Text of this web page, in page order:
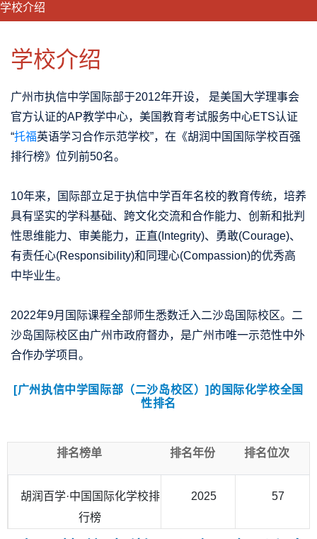
学校介绍
学校介绍
广州市执信中学国际部于2012年开设， 是美国大学理事会
官方认证的AP教学中心，美国教育考试服务中心ETS认证
“托福英语学习合作示范学校”，在《胡润中国国际学校百强
排行榜》位列前50名。
10年来，国际部立足于执信中学百年名校的教育传统，培养
具有坚实的学科基础、跨文化交流和合作能力、创新和批判
性思维能力、审美能力，正直(Integrity)、勇敢(Courage)、
有责任心(Responsibility)和同理心(Compassion)的优秀高
中毕业生。
2022年9月国际课程全部师生悉数迁入二沙岛国际校区。二
沙岛国际校区由广州市政府督办，是广州市唯一示范性中外
合作办学项目。
[广州执信中学国际部（二沙岛校区）]的国际化学校全国
性排名
排名榜单 排名年份 排名位次
胡润百学·中国国际化学校排
行榜
2025 57